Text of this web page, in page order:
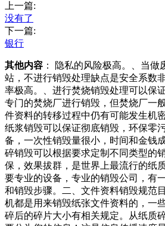
上一篇:
没有了
下一篇:
银行
其他内容 ： 隐私的风险极高。、当做
站，不进行销毁处理缺点是安全系数
率极高。、进行焚烧销毁处理可以保
专门的焚烧厂进行销毁，但焚烧厂一
件资料的转移过程中仍有可能发生机
纸浆销毁可以保证彻底销毁，环保零
备，一次性销毁量很小，时间和金钱
碎销毁可以根据要求定制不同类型的
保，效果拔群，是世界上最流行的纸
要专业的设备，专业的销毁公司，有
和销毁步骤。二、文件资料销毁规范
机都是用来销毁纸张文件资料的，一
碎后的碎片大小有相关规定。从纸质